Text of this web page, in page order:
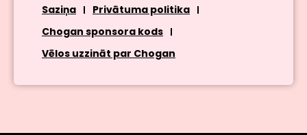
Saziņa
Privātuma politika
Chogan sponsora kods
Vēlos uzzināt par Chogan